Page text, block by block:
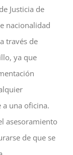
Justicia de
nacionalidad
través de
ya que
a una oficina.
asesoramiento
de que se